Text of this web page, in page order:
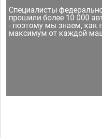
Специалисты
прошили более 10 000
- поэтому мы знаем, как
максимум от каждой